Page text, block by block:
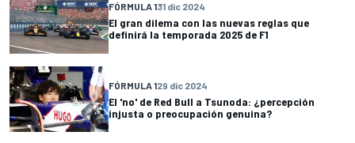
FÓRMULA 131 dic 2024
El gran dilema con las nuevas reglas que
definirá la temporada 2025 de F1
FÓRMULA 129 dic 2024
El 'no' de Red Bull a Tsunoda: ¿percepción
injusta o preocupación genuina?